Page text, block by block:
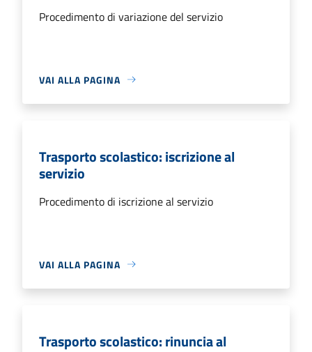
Procedimento di variazione del servizio
VAI ALLA PAGINA
Trasporto scolastico: iscrizione al
servizio
Procedimento di iscrizione al servizio
VAI ALLA PAGINA
Trasporto scolastico: rinuncia al